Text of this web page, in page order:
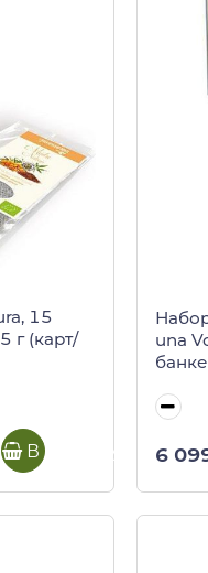
15
г (карт/
В корзину
una
банке
6